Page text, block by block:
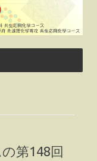
第148回